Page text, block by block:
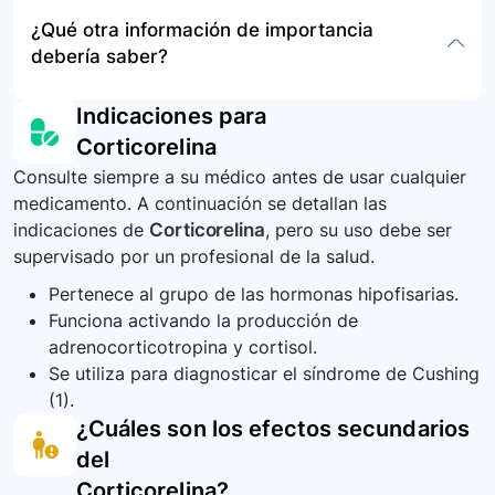
administra.
que se administra bajo supervisión médica,
buscar atención inmediata en un centro de
¿Qué otra información de importancia
debería saber?
condiciones de salud existentes, y cualquier
medicación o suplemento que se esté tomando
antes de la administración de este
medicamento.
Indicaciones para
Corticorelina
Consulte siempre a su médico antes de usar cualquier
medicamento. A continuación se detallan las
indicaciones de Corticorelina, pero su uso debe ser
supervisado por un profesional de la salud.
Pertenece al grupo de las hormonas hipofisarias.
Funciona activando la producción de
adrenocorticotropina y cortisol.
Se utiliza para diagnosticar el síndrome de Cushing
(1).
¿Cuáles son los efectos secundarios
del